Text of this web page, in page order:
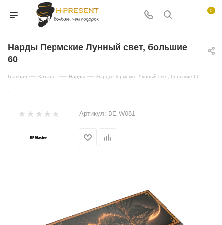
0
Нарды Пермские Лунный свет, большие
60
Главная — Каталог — Нарды — Нарды Пермские Лунный свет, большие 60
Артикул: DE-W081